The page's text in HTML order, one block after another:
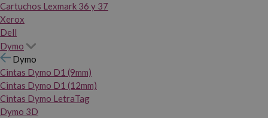
Cartuchos Lexmark 36 y 37
Xerox
Dell
Dymo
Dymo
Cintas Dymo D1 (9mm)
Cintas Dymo D1 (12mm)
Cintas Dymo LetraTag
Dymo 3D